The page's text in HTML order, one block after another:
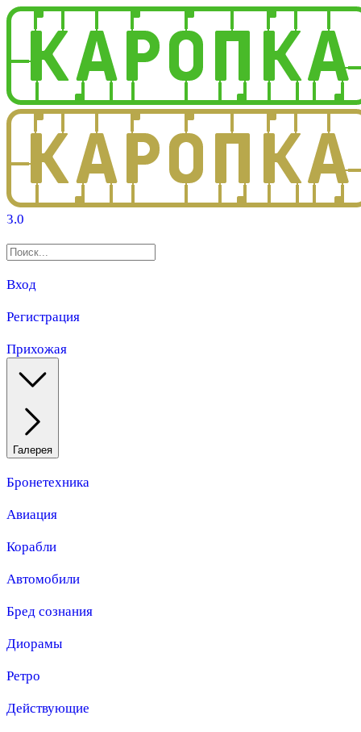
3.0
Вход
Регистрация
Прихожая
Галерея
Бронетехника
Авиация
Корабли
Автомобили
Бред сознания
Диорамы
Ретро
Действующие